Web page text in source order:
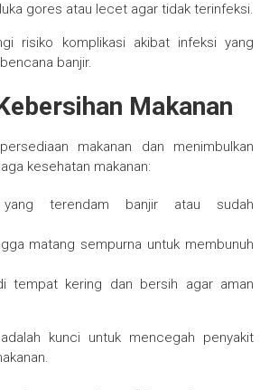
gores atau lecet agar tidak terinfeksi.
risiko komplikasi akibat infeksi yang
banjir.
Makanan
makanan dan menimbulkan
kesehatan makanan:
yang terendam banjir atau sudah
matang sempurna untuk membunuh
tempat kering dan bersih agar aman
kunci untuk mencegah penyakit